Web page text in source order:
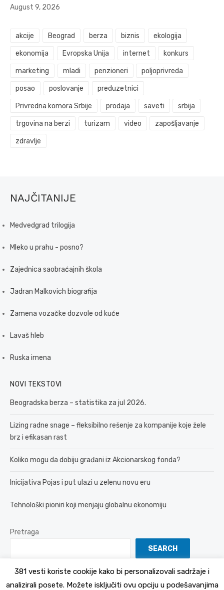
August 9, 2026
akcije Beograd berza biznis ekologija
ekonomija Evropska Unija internet konkurs
marketing mladi penzioneri poljoprivreda
posao poslovanje preduzetnici
Privredna komora Srbije prodaja saveti srbija
trgovina na berzi turizam video zapošljavanje
zdravlje
NAJČITANIJE
Medvedgrad trilogija
Mleko u prahu - posno?
Zajednica saobraćajnih škola
Jadran Malkovich biografija
Zamena vozačke dozvole od kuće
Lavaš hleb
Ruska imena
NOVI TEKSTOVI
Beogradska berza – statistika za jul 2026.
Lizing radne snage – fleksibilno rešenje za kompanije koje žele
brz i efikasan rast
Koliko mogu da dobiju građani iz Akcionarskog fonda?
Inicijativa Pojas i put ulazi u zelenu novu eru
Tehnološki pioniri koji menjaju globalnu ekonomiju
Pretraga
SEARCH
381 vesti koriste cookije kako bi personalizovali sadržaje i
analizirali posete. Možete isključiti ovu opciju u podešavanjima